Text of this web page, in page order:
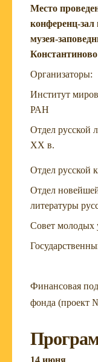
Место
конференц-зал
музея-
Организаторы:
Институт
РАН
Отдел русской
ХХ в.
Отдел русской
Отдел
литературы
Совет молодых
Финансовая
фонда (проект
14 июня